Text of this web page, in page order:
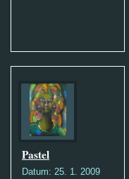
Pastel
Datum: 25. 1. 2009